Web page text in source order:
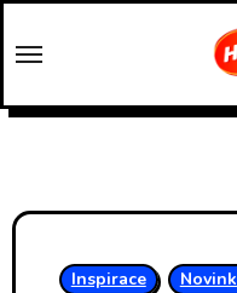
to
Inspirace